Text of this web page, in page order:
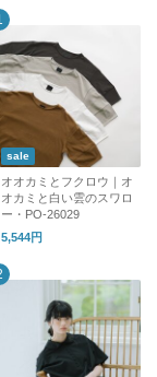
sale
オオカミとフクロウ｜オ
オカミと白い雲のスワロ
ー・PO-26029
5,544円